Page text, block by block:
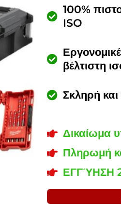
100%
ISO
βέλτιστη
Σκληρή
Δικαίωμα
Πληρωμή
ΕΓΓΎΗΣΗ